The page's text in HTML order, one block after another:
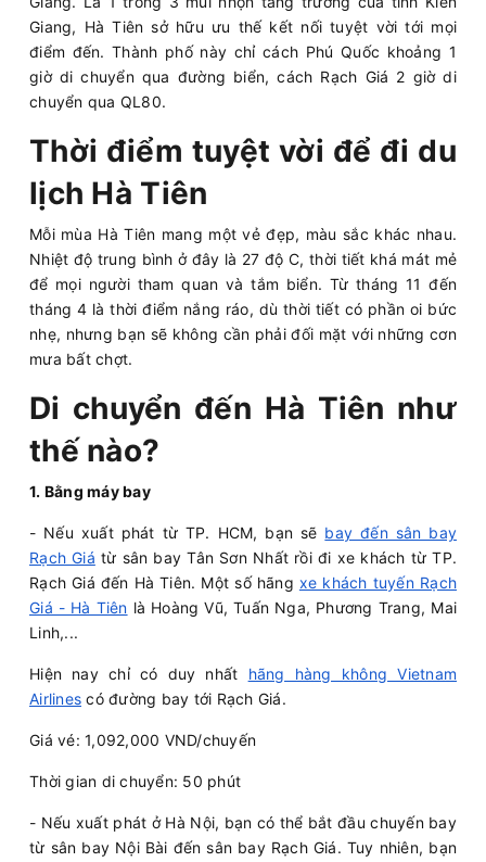
Giang, Hà Tiên sở hữu ưu thế kết nối tuyệt vời tới mọi
điểm đến. Thành phố này chỉ cách Phú Quốc khoảng 1
giờ di chuyển qua đường biển, cách Rạch Giá 2 giờ di
chuyển qua QL80.
Thời điểm tuyệt vời để đi du
lịch Hà Tiên
Mỗi mùa Hà Tiên mang một vẻ đẹp, màu sắc khác nhau.
Nhiệt độ trung bình ở đây là 27 độ C, thời tiết khá mát mẻ
để mọi người tham quan và tắm biển. Từ tháng 11 đến
tháng 4 là thời điểm nắng ráo, dù thời tiết có phần oi bức
nhẹ, nhưng bạn sẽ không cần phải đối mặt với những cơn
mưa bất chợt.
Di chuyển đến Hà Tiên như
thế nào?
1. Bằng máy bay
- Nếu xuất phát từ TP. HCM, bạn sẽ bay đến sân bay
Rạch Giá từ sân bay Tân Sơn Nhất rồi đi xe khách từ TP.
Rạch Giá đến Hà Tiên. Một số hãng xe khách tuyến Rạch
Giá - Hà Tiên là Hoàng Vũ, Tuấn Nga, Phương Trang, Mai
Linh,...
Hiện nay chỉ có duy nhất hãng hàng không Vietnam
Airlines có đường bay tới Rạch Giá.
Giá vé: 1,092,000 VND/chuyến
Thời gian di chuyển: 50 phút
- Nếu xuất phát ở Hà Nội, bạn có thể bắt đầu chuyến bay
từ sân bay Nội Bài đến sân bay Rạch Giá. Tuy nhiên, bạn